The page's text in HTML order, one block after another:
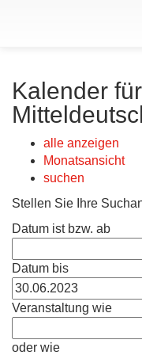
Kalender
alle anzeigen
Monatsansicht
suchen
Stellen Sie Ihre
Datum ist bzw. ab
Datum bis
Veranstaltung wie
oder wie